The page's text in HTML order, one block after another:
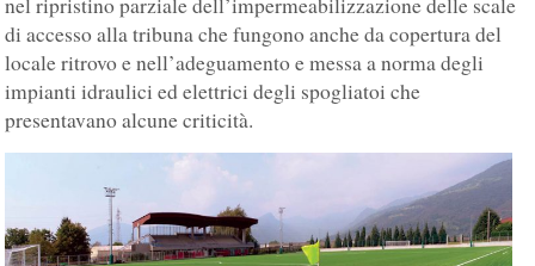
nel ripristino parziale dell’impermeabilizzazione delle scale
di accesso alla tribuna che fungono anche da copertura del
locale ritrovo e nell’adeguamento e messa a norma degli
impianti idraulici ed elettrici degli spogliatoi che
presentavano alcune criticità.